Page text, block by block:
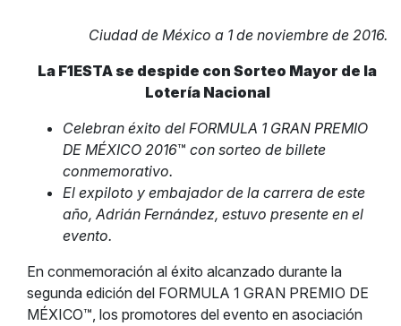
Ciudad de México a 1 de noviembre de 2016.
La F1ESTA se despide con Sorteo Mayor de la
Lotería Nacional
Celebran éxito del FORMULA 1 GRAN PREMIO
DE MÉXICO 2016™ con sorteo de billete
conmemorativo.
El expiloto y embajador de la carrera de este
año, Adrián Fernández, estuvo presente en el
evento.
En conmemoración al éxito alcanzado durante la
segunda edición del FORMULA 1 GRAN PREMIO DE
MÉXICO™, los promotores del evento en asociación